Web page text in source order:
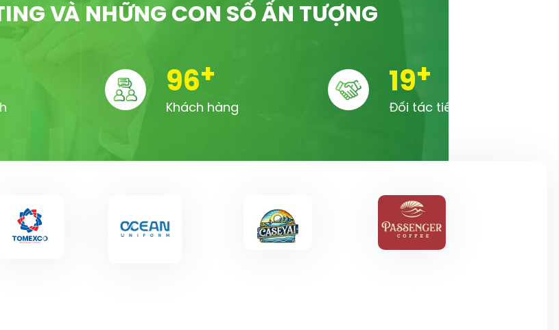
VÀ NHỮNG CON SỐ ẤN TƯỢNG
100+
Khách hàng
20+
Đối tác tiêu biểu